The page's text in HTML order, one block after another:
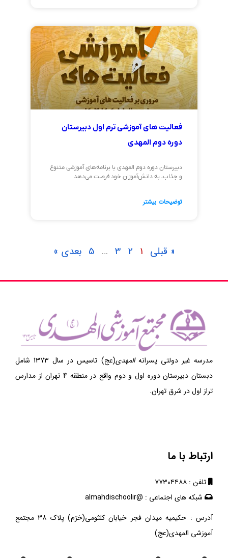
فعالیت های آموزشی ترم اول دبیرستان
دوره دوم المهدی
دبیرستان دوره دوم المهدی با برنامه‌های آموزشی متنوع
و جذاب، به دانش‌آموزان خود فرصت می‌دهد
توضیحات بیشتر
« قبلی 1
2
3
…
5 بعدی »
مدرسه غیر دولتی پسرانهالمهدی
(عج) تاسیس در سال 1373 شامل
دبستان دبیرستان دوره اول و دوم واقع در منطقه 4 تهران از مدارس
تراز اول در شرق تهران.
ارتباط با ما
تلفن : ۷۷۳۰۴۴۸۸
شبکه های اجتماعی : @almahdischoolir
آدرس : حکیمیه میدان فجر خیابان کلثومی(خرّم) پلاک ۳۸ مجتمع
آموزشی المهدی(عج)